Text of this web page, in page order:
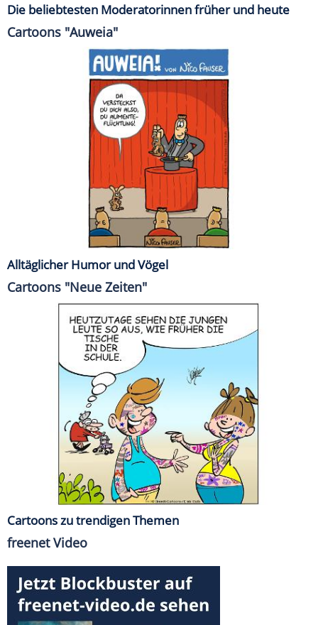
Die beliebtesten Moderatorinnen früher und heute
Cartoons "Auweia"
Alltäglicher Humor und Vögel
Cartoons "Neue Zeiten"
Cartoons zu trendigen Themen
freenet Video